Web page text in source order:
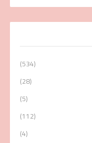
(534)
(28)
(5)
(112)
(4)